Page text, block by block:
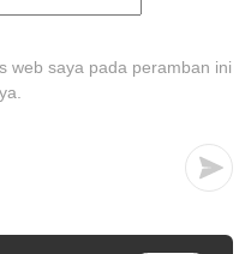
web saya pada peramban ini